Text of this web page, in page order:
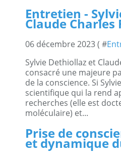
Entretien -
Claude
06 décembre 2023 ( #
Sylvie Dethiollaz et
consacré une majeure
de la conscience. Si
scientifique qui la rend
recherches (elle est
moléculaire) et...
Prise de
et dynamique